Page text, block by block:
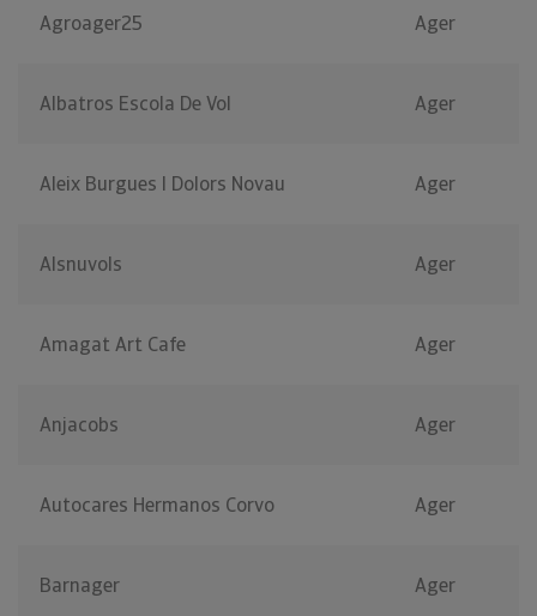
Agroager25 Ager
Albatros Escola De Vol Ager
Aleix Burgues I Dolors Novau Ager
Alsnuvols Ager
Amagat Art Cafe Ager
Anjacobs Ager
Autocares Hermanos Corvo Ager
Barnager Ager